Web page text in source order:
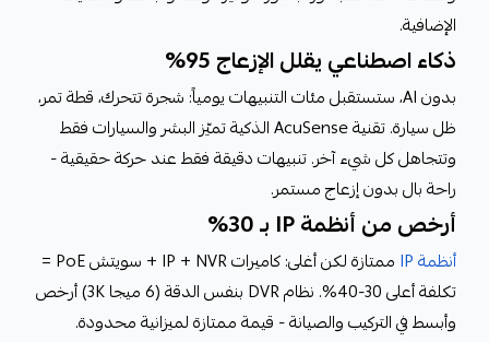
الإضافية.
ذكاء اصطناعي يقلل الإزعاج 95%
بدون AI، ستستقبل مئات التنبيهات يومياً: شجرة تتحرك، قطة تمر،
ظل سيارة. تقنية AcuSense الذكية تميّز البشر والسيارات فقط
وتتجاهل كل شيء آخر. تنبيهات دقيقة فقط عند حركة حقيقية -
راحة بال بدون إزعاج مستمر.
أرخص من أنظمة IP بـ 30%
أنظمة IP
ممتازة لكن أغلى: كاميرات IP + NVR + سويتش PoE =
تكلفة أعلى 30-40%. نظام DVR بنفس الدقة (6 ميجا 3K) أرخص
وأبسط في التركيب والصيانة - قيمة ممتازة لميزانية محدودة.